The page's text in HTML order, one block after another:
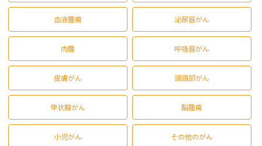
血液腫瘍 泌尿器がん
肉腫 呼吸器がん
皮膚がん 頭頸部がん
甲状腺がん 脳腫瘍
小児がん その他のがん